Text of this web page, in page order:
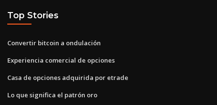
Top Stories
Convertir bitcoin a ondulación
Experiencia comercial de opciones
Casa de opciones adquirida por etrade
Lo que significa el patrón oro